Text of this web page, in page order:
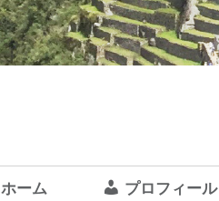
ホーム プロフィール